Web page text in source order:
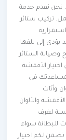
نقدم خدمة
تركيب ستائر
إلى تلفها
إصلاح وصيانة الستائر
الأقمشة
في
والألوان
لغرف
سواء
لكم اختيار